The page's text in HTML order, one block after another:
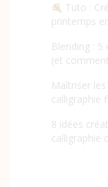
Tuto :
printemps
Blending :
(et
Maîtriser
calligraphie
8 idées
calligraphie